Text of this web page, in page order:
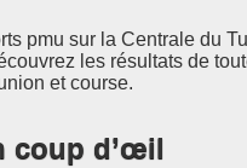
pmu sur la Centrale du
les résultats de
et course.
coup d’œil